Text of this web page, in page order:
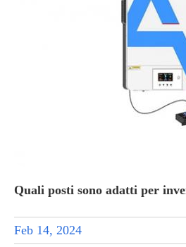
Quali posti sono adatti per
Feb 14, 2024